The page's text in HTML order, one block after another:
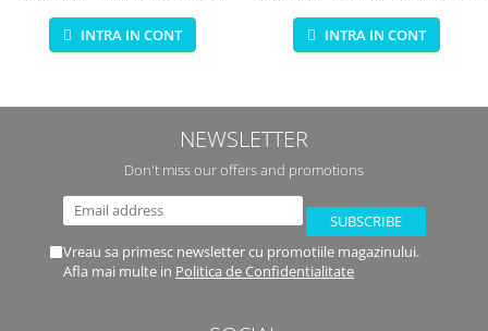
INTRA IN CONT INTRA IN CONT
NEWSLETTER
Don't miss our offers and promotions
Vreau sa primesc newsletter cu promotiile magazinului.
Afla mai multe in Politica de Confidentialitate